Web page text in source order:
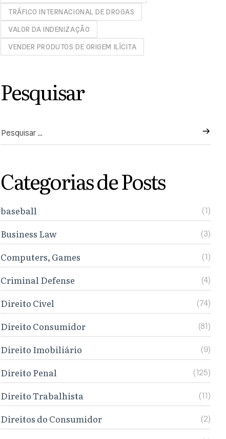
TRÁFICO INTERNACIONAL DE DROGAS
VALOR DA INDENIZAÇÃO
VENDER PRODUTOS DE ORIGEM ILÍCITA
Pesquisar
Categorias de Posts
baseball (1)
Business Law (3)
Computers, Games (1)
Criminal Defense (4)
Direito Cível (74)
Direito Consumidor (81)
Direito Imobiliário (9)
Direito Penal (125)
Direito Trabalhista (11)
Direitos do Consumidor (2)